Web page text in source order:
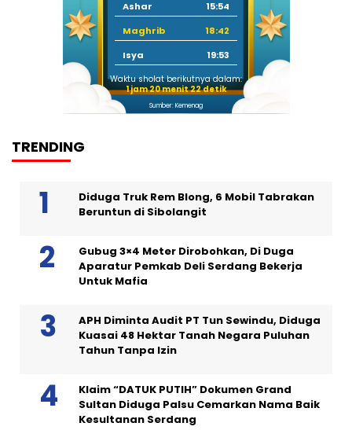
Ashar
15:54
Maghrib
18:42
Isya
19:53
Waktu sholat berikutnya dalam:
1 jam 20 menit 21 detik
Sumber: Kemenag
TRENDING
Diduga Truk Rem Blong, 6 Mobil Tabrakan
Beruntun di Sibolangit
Gubug 3×4 Meter Dirobohkan, Di Duga
Aparatur Pemkab Deli Serdang Bekerja
Untuk Mafia
APH Diminta Audit PT Tun Sewindu, Diduga
Kuasai 48 Hektar Tanah Negara Puluhan
Tahun Tanpa Izin
Klaim “DATUK PUTIH” Dokumen Grand
Sultan Diduga Palsu Cemarkan Nama Baik
Kesultanan Serdang